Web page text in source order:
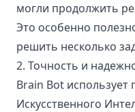
могли продолжить
Это особенно
решить несколько
2. Точность и
Brain Bot
Искусственного